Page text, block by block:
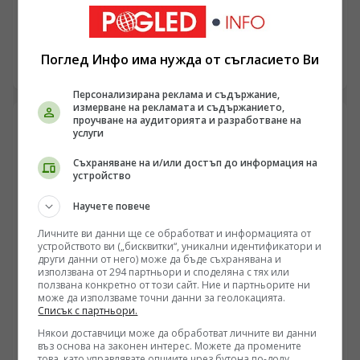
Китай обяви червен код за тайфуни
/Поглед.инфо/ Китай издаде втория за годината
да връхлита източните части на страната, а в
новата буря „Пейлоу“. Така за кратко време
едновременно активни са три тайфуна — „Делфин“,
„Чан-хом“ и „Пейлоу“.
10.08.2026 21:30
ПОГЛЕД КЪМ КИТАЙ
В Китай откриха нов минерал, богат на германий
Поглед Инфо има нужда от съгласието Ви
Персонализирана реклама и съдържание,
измерване на рекламата и съдържанието,
проучване на аудиторията и разработване на
услуги
Съхраняване на и/или достъп до информация на
устройство
Научете повече
Личните ви данни ще се обработват и информацията от
устройството ви („бисквитки“, уникални идентификатори и
други данни от него) може да бъде съхранявана и
използвана от 294 партньори и споделяна с тях или
ползвана конкретно от този сайт. Ние и партньорите ни
може да използваме точни данни за геолокацията.
Списък с партньори.
Някои доставчици може да обработват личните ви данни
въз основа на законен интерес. Можете да промените